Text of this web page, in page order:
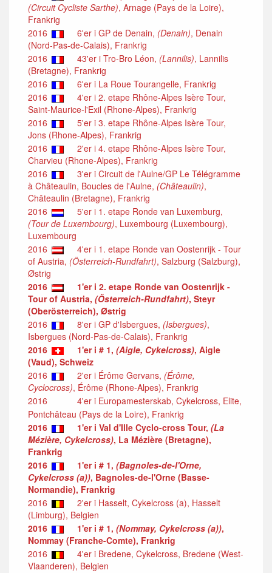
(Circuit Cycliste Sarthe), Arnage (Pays de la Loire),
Frankrig
2016
6'er i GP de Denain, (Denain), Denain
(Nord-Pas-de-Calais), Frankrig
2016
43'er i Tro-Bro Léon, (Lannilis), Lannilis
(Bretagne), Frankrig
2016
6'er i La Roue Tourangelle, Frankrig
2016
4'er i 2. etape Rhône-Alpes Isère Tour,
Saint-Maurice-l'Exil (Rhone-Alpes), Frankrig
2016
5'er i 3. etape Rhône-Alpes Isère Tour,
Jons (Rhone-Alpes), Frankrig
2016
2'er i 4. etape Rhône-Alpes Isère Tour,
Charvieu (Rhone-Alpes), Frankrig
2016
3'er i Circuit de l'Aulne/GP Le Télégramme
à Châteaulin, Boucles de l'Aulne, (Châteaulin),
Châteaulin (Bretagne), Frankrig
2016
5'er i 1. etape Ronde van Luxemburg,
(Tour de Luxembourg), Luxembourg (Luxembourg),
Luxembourg
2016
4'er i 1. etape Ronde van Oostenrijk - Tour
of Austria, (Österreich-Rundfahrt), Salzburg (Salzburg),
Østrig
2016
1'er i 2. etape Ronde van Oostenrijk -
Tour of Austria, (Österreich-Rundfahrt), Steyr
(Oberösterreich), Østrig
2016
8'er i GP d'Isbergues, (Isbergues),
Isbergues (Nord-Pas-de-Calais), Frankrig
2016
1'er i # 1, (Aigle, Cykelcross), Aigle
(Vaud), Schweiz
2016
2'er i Érôme Gervans, (Érôme,
Cyclocross), Érôme (Rhone-Alpes), Frankrig
2016
4'er i Europamesterskab, Cykelcross, Elite,
Pontchâteau (Pays de la Loire), Frankrig
2016
1'er i Val d'Ille Cyclo-cross Tour, (La
Mézière, Cykelcross), La Mézière (Bretagne),
Frankrig
2016
1'er i # 1, (Bagnoles-de-l'Orne,
Cykelcross (a)), Bagnoles-de-l'Orne (Basse-
Normandie), Frankrig
2016
2'er i Hasselt, Cykelcross (a), Hasselt
(Limburg), Belgien
2016
1'er i # 1, (Nommay, Cykelcross (a)),
Nommay (Franche-Comte), Frankrig
2016
4'er i Bredene, Cykelcross, Bredene (West-
Vlaanderen), Belgien